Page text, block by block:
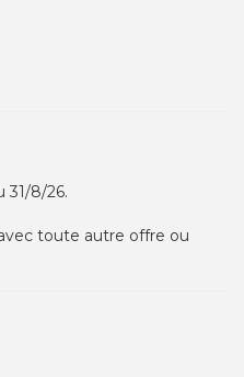
31/8/26.
toute autre offre ou